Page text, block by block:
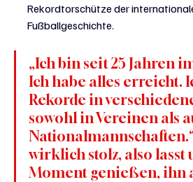
Rekordtorschütze der
Fußballgeschichte.
„Ich bin seit 25 Jahren
Ich habe alles erreicht.
Rekorde in
sowohl in Vereinen als
wirklich stolz, also lasst
Moment genießen, ihn